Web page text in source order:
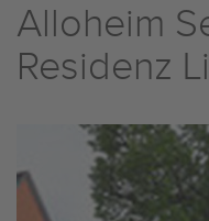
Alloheim
Residenz